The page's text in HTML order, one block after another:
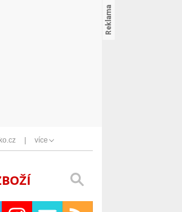
více